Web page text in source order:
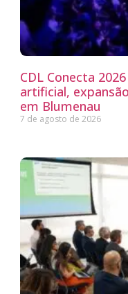
CDL Conecta
artificial,
em Blumenau
7 de agosto de 2026